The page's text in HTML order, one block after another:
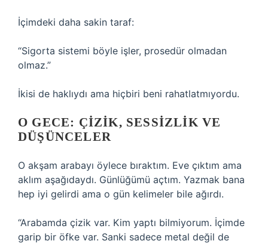
İçimdeki daha sakin taraf:
“Sigorta sistemi böyle işler, prosedür olmadan
olmaz.”
İkisi de haklıydı ama hiçbiri beni rahatlatmıyordu.
O GECE: ÇIZIK, SESSIZLIK VE
DÜŞÜNCELER
O akşam arabayı öylece bıraktım. Eve çıktım ama
aklım aşağıdaydı. Günlüğümü açtım. Yazmak bana
hep iyi gelirdi ama o gün kelimeler bile ağırdı.
“Arabamda çizik var. Kim yaptı bilmiyorum. İçimde
garip bir öfke var. Sanki sadece metal değil de